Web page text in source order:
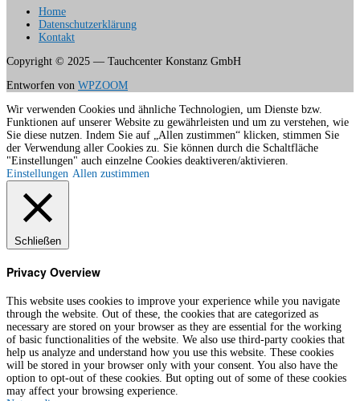
Home
Datenschutzerklärung
Kontakt
Copyright © 2025 — Tauchcenter Konstanz GmbH
Entworfen von WPZOOM
Wir verwenden Cookies und ähnliche Technologien, um Dienste bzw.
Funktionen auf unserer Website zu gewährleisten und um zu verstehen, wie
Sie diese nutzen. Indem Sie auf „Allen zustimmen“ klicken, stimmen Sie
der Verwendung aller Cookies zu. Sie können durch die Schaltfläche
"Einstellungen" auch einzelne Cookies deaktiveren/aktivieren.
Einstellungen Allen zustimmen
Schließen
Privacy Overview
This website uses cookies to improve your experience while you navigate
through the website. Out of these, the cookies that are categorized as
necessary are stored on your browser as they are essential for the working
of basic functionalities of the website. We also use third-party cookies that
help us analyze and understand how you use this website. These cookies
will be stored in your browser only with your consent. You also have the
option to opt-out of these cookies. But opting out of some of these cookies
may affect your browsing experience.